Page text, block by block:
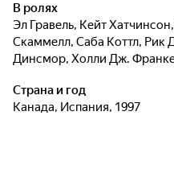
В ролях
Эл Гравель, Кейт Хатчинсон,
Скаммелл, Саба Коттл, Рик
Динсмор, Холли Дж.
Страна и год
Канада, Испания, 1997